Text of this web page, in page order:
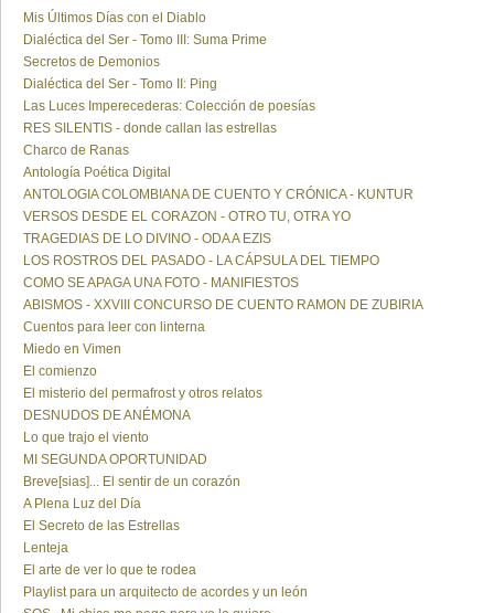
Mis Últimos Días con el Diablo
Dialéctica del Ser - Tomo III: Suma Prime
Secretos de Demonios
Dialéctica del Ser - Tomo II: Ping
Las Luces Imperecederas: Colección de poesías
RES SILENTIS - donde callan las estrellas
Charco de Ranas
Antología Poética Digital
ANTOLOGIA COLOMBIANA DE CUENTO Y CRÓNICA - KUNTUR
VERSOS DESDE EL CORAZON - OTRO TU, OTRA YO
TRAGEDIAS DE LO DIVINO - ODA A EZIS
LOS ROSTROS DEL PASADO - LA CÁPSULA DEL TIEMPO
COMO SE APAGA UNA FOTO - MANIFIESTOS
ABISMOS - XXVIII CONCURSO DE CUENTO RAMON DE ZUBIRIA
Cuentos para leer con linterna
Miedo en Vimen
El comienzo
El misterio del permafrost y otros relatos
DESNUDOS DE ANÉMONA
Lo que trajo el viento
MI SEGUNDA OPORTUNIDAD
Breve[sias]... El sentir de un corazón
A Plena Luz del Día
El Secreto de las Estrellas
Lenteja
El arte de ver lo que te rodea
Playlist para un arquitecto de acordes y un león